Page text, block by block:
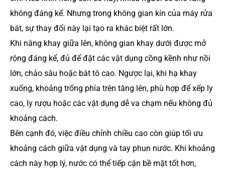
không đáng kể. Nhưng trong không gian kín của máy rửa
bát, sự thay đổi này lại tạo ra khác biệt rất lớn.
Khi nâng khay giữa lên, không gian khay dưới được mở
rộng đáng kể, đủ để đặt các vật dụng cồng kềnh như nồi
lớn, chảo sâu hoặc bát tô cao. Ngược lại, khi hạ khay
xuống, khoảng trống phía trên tăng lên, phù hợp để xếp ly
cao, ly rượu hoặc các vật dụng dễ va chạm nếu không đủ
khoảng cách.
Bên cạnh đó, việc điều chỉnh chiều cao còn giúp tối ưu
khoảng cách giữa vật dụng và tay phun nước. Khi khoảng
cách này hợp lý, nước có thể tiếp cận bề mặt tốt hơn,